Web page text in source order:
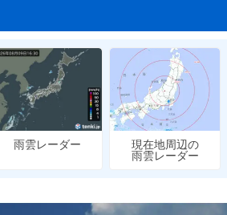
雨雲レーダー
現在地周辺の
雨雲レーダー